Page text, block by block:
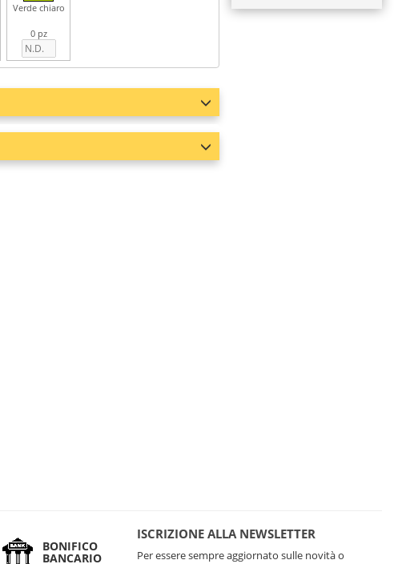
Verde chiaro
0 pz
BONIFICO
BANCARIO
ISCRIZIONE ALLA NEWSLETTER
Per essere sempre aggiornato sulle novità o